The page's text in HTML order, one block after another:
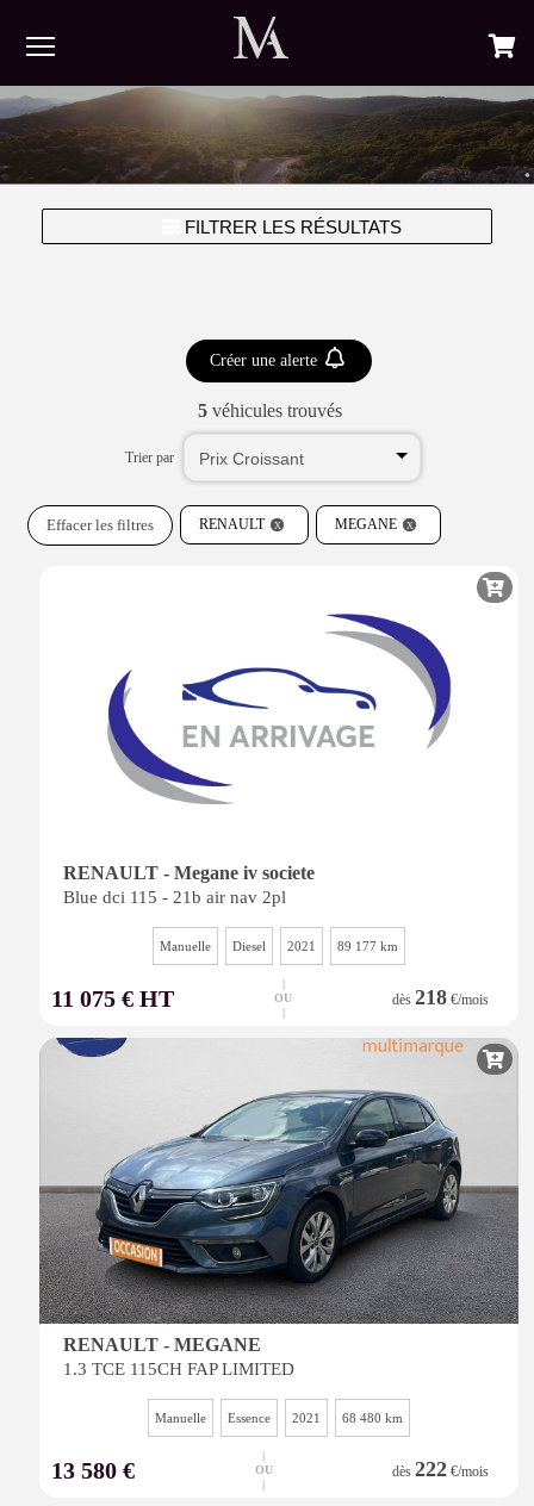
FILTRER LES RÉSULTATS
5véhicules trouvés
Créer une alerte
Trier par
RENAULT
Effacer les filtres MEGANE
RENAULT - Megane iv societe
Blue dci 115 - 21b air nav 2pl
Manuelle Diesel 2021 89 177 km
11 075 € HT
|
OU
|
dès 218 €/mois
RENAULT - MEGANE
1.3 TCE 115CH FAP LIMITED
Manuelle Essence 2021 68 480 km
13 580 €
|
OU
|
dès 222 €/mois